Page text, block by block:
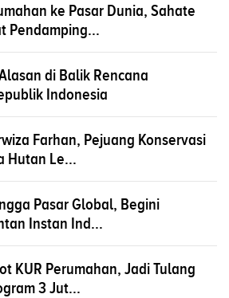
ke Pasar Dunia, Sahate
Pendamping...
di Balik Rencana
Indonesia
Farhan, Pejuang Konservasi
Hutan Le...
Pasar Global, Begini
Instan Ind...
KUR Perumahan, Jadi Tulang
3 Jut...